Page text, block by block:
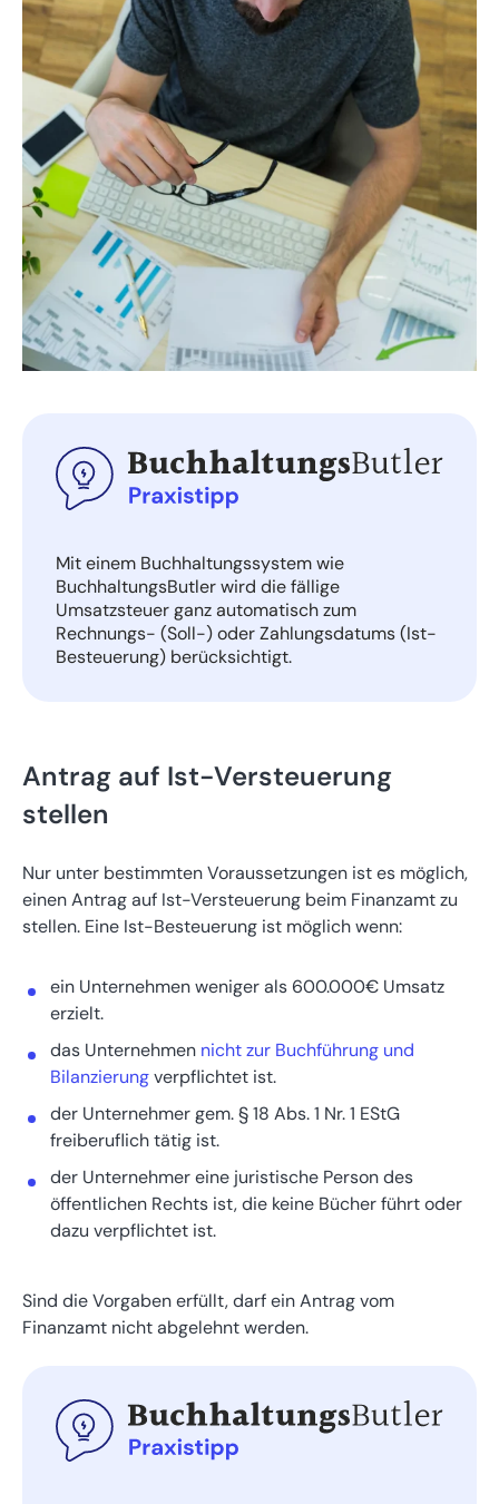
Mit einem Buchhaltungssystem wie
BuchhaltungsButler wird die fällige
Umsatzsteuer ganz automatisch zum
Rechnungs- (Soll-) oder Zahlungsdatums (Ist-
Besteuerung) berücksichtigt.
Antrag auf Ist-Versteuerung
stellen
Nur unter bestimmten Voraussetzungen ist es möglich,
einen Antrag auf Ist-Versteuerung beim Finanzamt zu
stellen. Eine Ist-Besteuerung ist möglich wenn:
ein Unternehmen weniger als 600.000€ Umsatz
erzielt.
das Unternehmen nicht zur Buchführung und
Bilanzierungverpflichtet ist.
der Unternehmer gem. § 18 Abs. 1 Nr. 1 EStG
freiberuflich tätig ist.
der Unternehmer eine juristische Person des
öffentlichen Rechts ist, die keine Bücher führt oder
dazu verpflichtet ist.
Sind die Vorgaben erfüllt, darf ein Antrag vom
Finanzamt nicht abgelehnt werden.